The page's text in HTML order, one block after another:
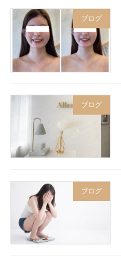
ブログ
ブログ
ブログ